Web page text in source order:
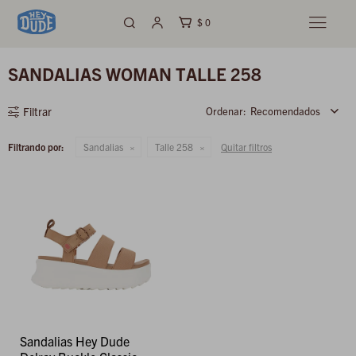
$ 0 
SANDALIAS WOMAN TALLE 258
Recomendados
Filtrando por: Sandalias Talle 258 Quitar filtros
Sandalias Hey Dude